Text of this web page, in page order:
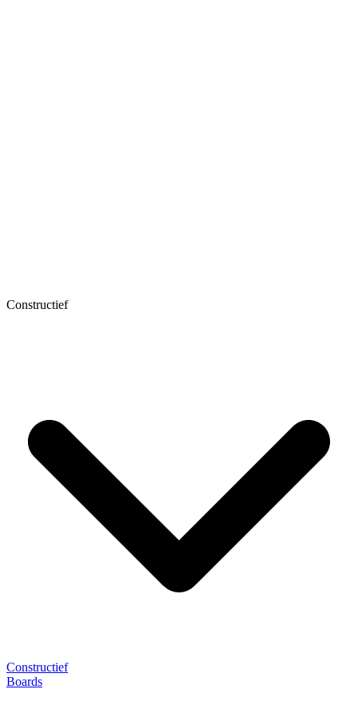
Constructief
Constructief
Boards